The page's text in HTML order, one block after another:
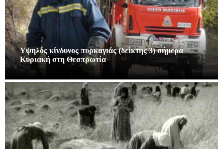
Υψηλός κίνδυνος πυρκαγιάς (δείκτης 3) σήμερα
Κυριακή στη Θεσπρωτία